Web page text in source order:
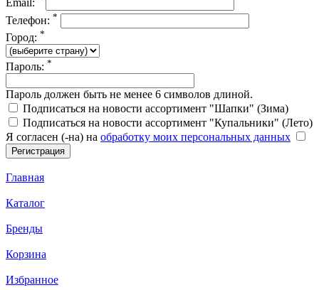
Email:
Телефон: *
Город: *
Пароль: *
Пароль должен быть не менее 6 символов длиной.
Подписаться на новости ассортимент "Шапки" (Зима)
Подписаться на новости ассортимент "Купальники" (Лето)
Я согласен (-на) на обработку моих персональных данных
Главная
Каталог
Бренды
Корзина
Избранное